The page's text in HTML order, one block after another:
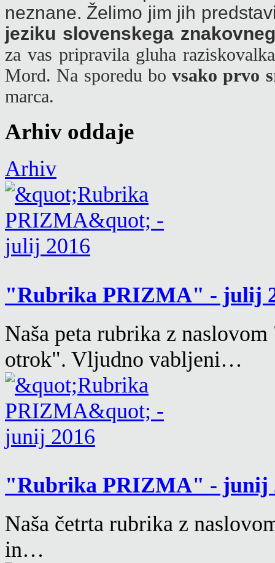
neznane. Želimo jim jih
jeziku slovenskega
za vas pripravila gluha
Mord. Na sporedu bovsako prvo
marca.
Arhiv oddaje
Arhiv
"Rubrika PRIZMA" - julij
Naša peta rubrika z
otrok". Vljudno vabljeni…
"Rubrika PRIZMA" - junij
Naša četrta rubrika z
in…